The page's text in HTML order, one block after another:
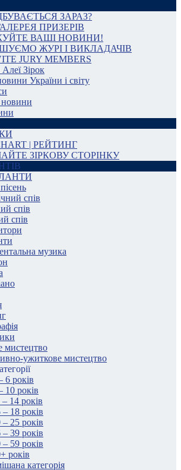
ЗАРАЗ?
ПРИЗЕРІВ
ВАШІ НОВИНИ!
ЖУРІ І ВИКЛАДАЧІВ
JURY MEMBERS
Зірок
України і світу
| РЕЙТИНГ
ЗІРКОВУ СТОРІНКУ
спів
спів
спів
музика
мистецтво
ужиткове мистецтво
6 років
10 років
– 14 років
– 18 років
– 25 років
– 39 років
– 59 років
років
категорія